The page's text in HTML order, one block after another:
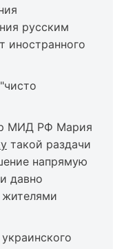
русским
иностранного
МИД РФ Мария
такой раздачи
напрямую
давно
жителями